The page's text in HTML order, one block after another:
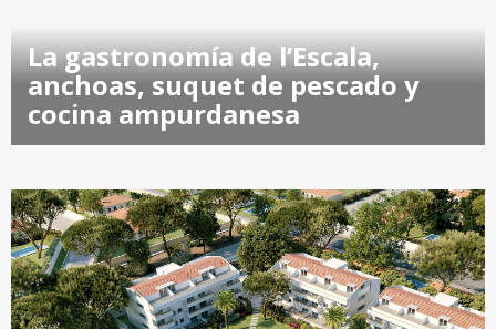
La gastronomía de l’Escala,
anchoas, suquet de pescado y
cocina ampurdanesa